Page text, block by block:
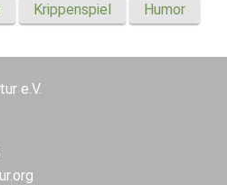
Krippenspiel Humor
e.V.